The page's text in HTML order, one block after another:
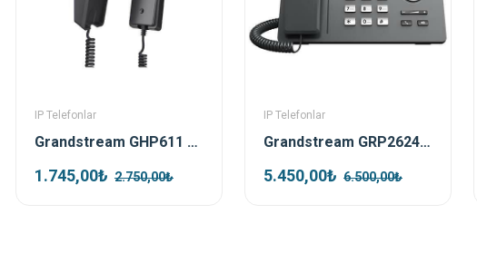
IP Telefonlar
Grandstream GHP611 Siyah Ip Duvar Telefonu
1.745,00₺ 2.750,00₺
IP Telefonlar
Grandstream GRP2624 Ip Telefon
5.450,00₺ 6.500,00₺